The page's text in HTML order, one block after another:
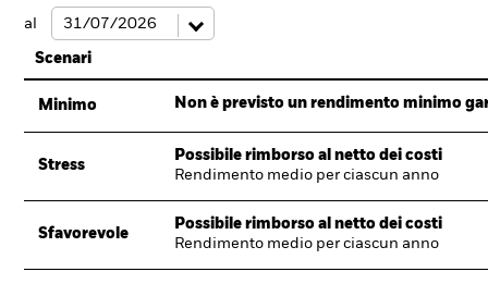
al
Scenari
Minimo Non è previsto un rendimento minimo
Stress
Possibile rimborso al netto dei costi
Rendimento medio per ciascun anno
Sfavorevole
Possibile rimborso al netto dei costi
Rendimento medio per ciascun anno